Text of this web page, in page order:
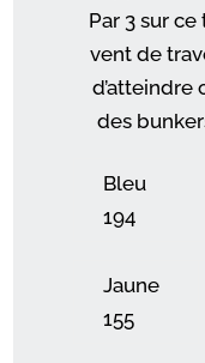
Par 3 sur
vent de
d’atteindre
des
Bleu
194
Jaune
155